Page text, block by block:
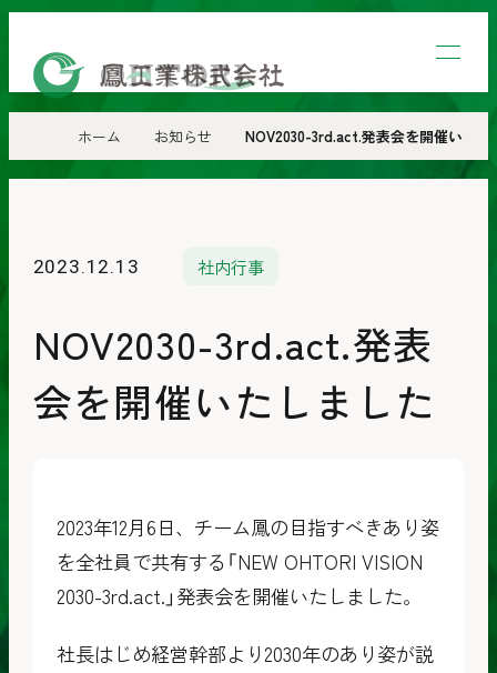
鳳
工
株
社
ホーム お知らせ NOV2030-3rd.act.発表会を開催いたし
2023.12.13 社内行事
NOV2030-3rd.act.発表
会を開催いたしました
2023年12月6日、チーム鳳の目指すべきあり姿
を全社員で共有する「NEW OHTORI VISION
2030-3rd.act.」発表会を開催いたしました。
社長はじめ経営幹部より2030年のあり姿が説